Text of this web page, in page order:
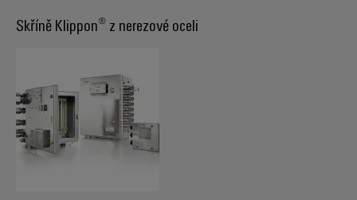
Sestavené
nosné
Upravené
vybavené
Skříně Klippon® z nerezové oceli